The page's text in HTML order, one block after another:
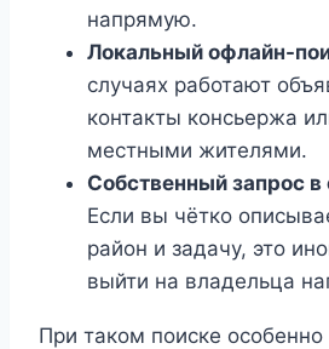
напрямую.
Локальный офлайн-
случаях работают
контакты консьержа
местными жителями.
Собственный запрос
Если вы чётко
район и задачу, это
выйти на владельца
При таком поиске